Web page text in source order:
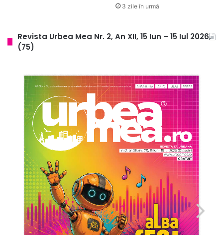
3 zile în urmă
Revista Urbea Mea Nr. 2, An XII, 15 Iun – 15 Iul 2026,
(75)